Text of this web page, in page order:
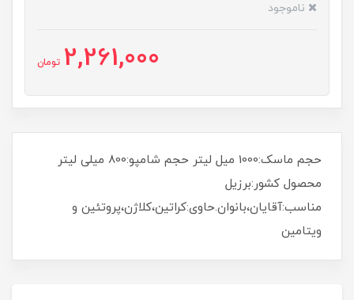
ناموجود
2,261,000 تومان
حجم ماسک:1000 میل لیتر حجم شامپو:800 میلی لیتر
محصول کشور:برزیل
مناسب:آقایان،بانوان.حاوی:کراتین،کلاژن،پروتئین و
ویتامین